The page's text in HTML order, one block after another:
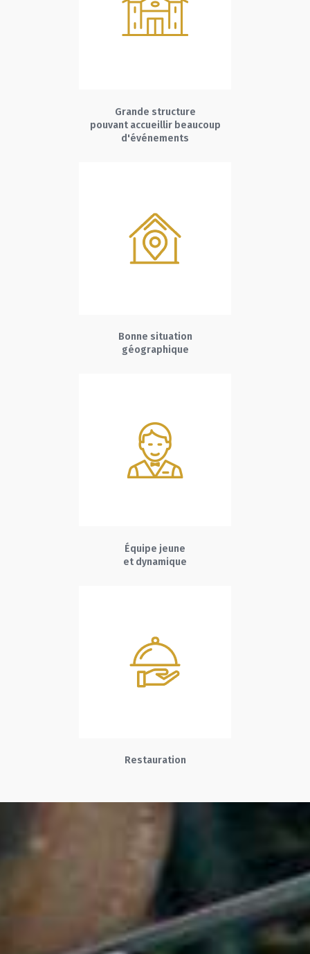
Grande structure
pouvant accueillir beaucoup
d'événements
Bonne situation
géographique
Équipe jeune
et dynamique
Restauration